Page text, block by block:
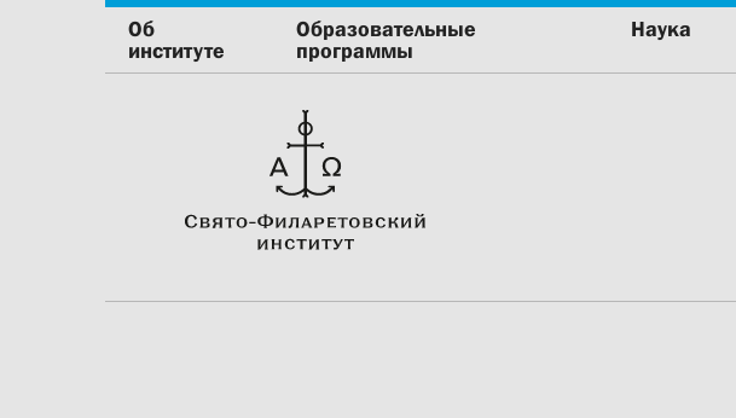
Об
институте
Образовательные
программы
Наука